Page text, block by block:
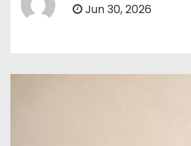
Jun 30, 2026